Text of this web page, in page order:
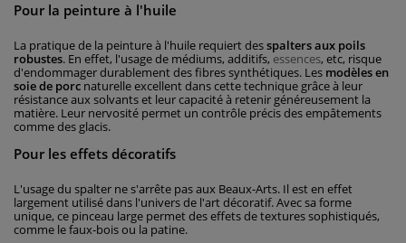
Pour la peinture à l'huile
La pratique de la peinture à l'huile requiert desspalters aux poils
robustes. En effet, l'usage de médiums, additifs, essences, etc, risque
d'endommager durablement des fibres synthétiques. Les modèles en
soie de porc naturelle excellent dans cette technique grâce à leur
résistance aux solvants et leur capacité à retenir généreusement la
matière. Leur nervosité permet un contrôle précis des empâtements
comme des glacis.
Pour les effets décoratifs
L'usage du spalter ne s'arrête pas aux Beaux-Arts. Il est en effet
largement utilisé dans l'univers de l'art décoratif. Avec sa forme
unique, ce pinceau large permet des effets de textures sophistiqués,
comme le faux-bois ou la patine.